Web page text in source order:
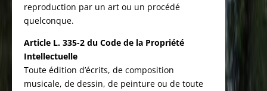
reproduction par un art ou un procédé
quelconque.
Article L. 335-2 du Code de la Propriété
Intellectuelle
Toute édition d’écrits, de composition
musicale, de dessin, de peinture ou de toute